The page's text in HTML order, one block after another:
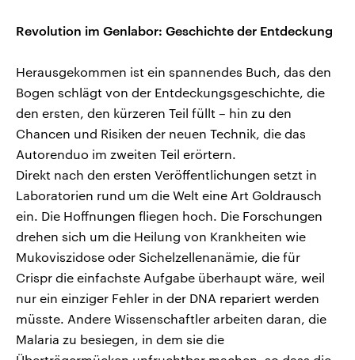
Revolution im Genlabor: Geschichte der Entdeckung
Herausgekommen ist ein spannendes Buch, das den
Bogen schlägt von der Entdeckungsgeschichte, die
den ersten, den kürzeren Teil füllt – hin zu den
Chancen und Risiken der neuen Technik, die das
Autorenduo im zweiten Teil erörtern.
Direkt nach den ersten Veröffentlichungen setzt in
Laboratorien rund um die Welt eine Art Goldrausch
ein. Die Hoffnungen fliegen hoch. Die Forschungen
drehen sich um die Heilung von Krankheiten wie
Mukoviszidose oder Sichelzellenanämie, die für
Crispr die einfachste Aufgabe überhaupt wäre, weil
nur ein einziger Fehler in der DNA repariert werden
müsste. Andere Wissenschaftler arbeiten daran, die
Malaria zu besiegen, in dem sie die